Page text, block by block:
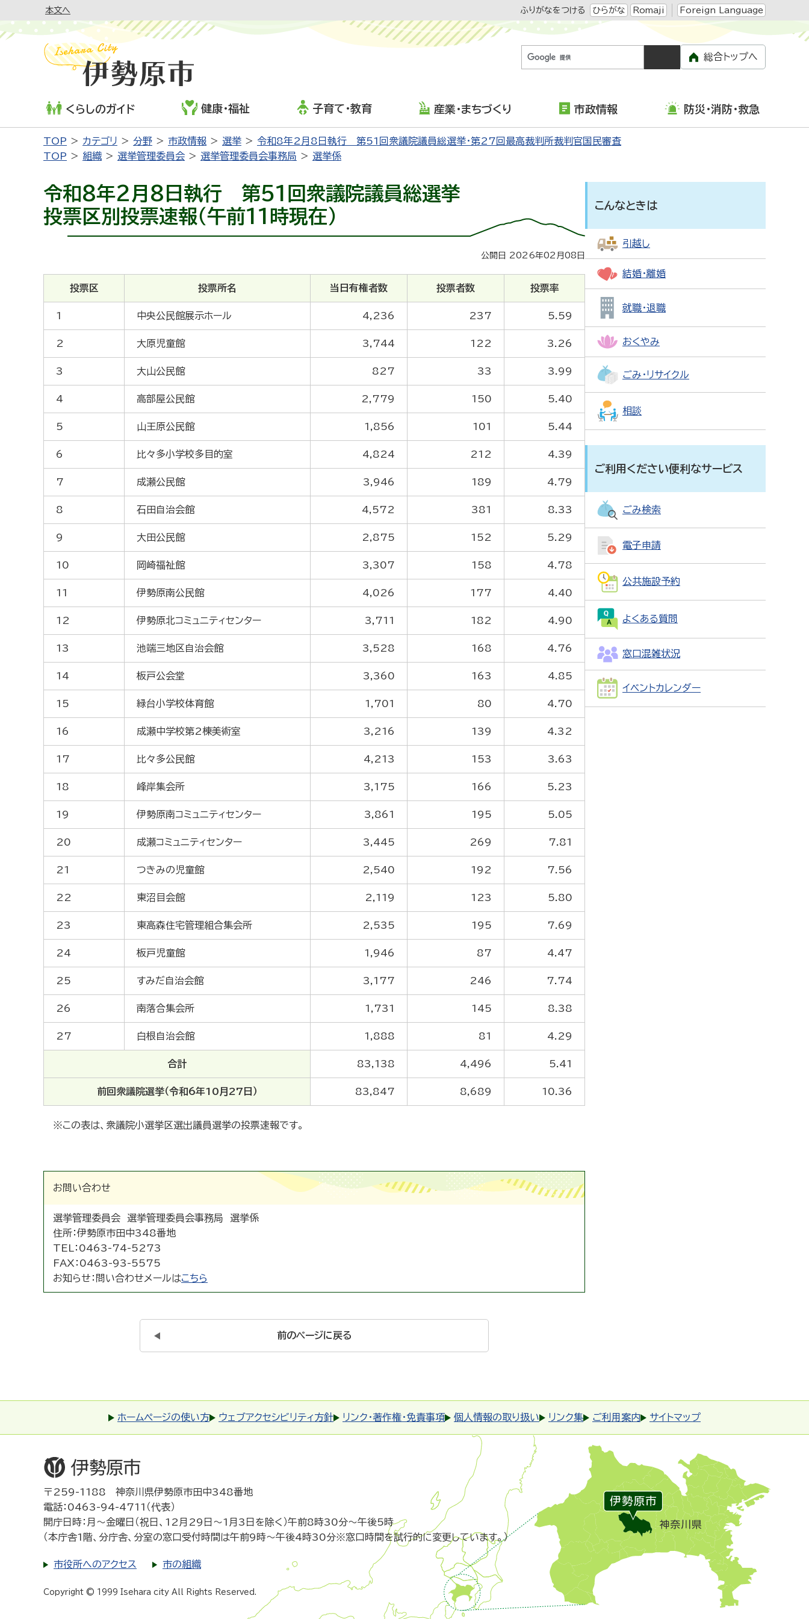
本文へ ふりがなをつける ひらがな Romaji Foreign Language
総合トップへ
くらしのガイド 健康・福祉 子育て・教育 産業・まちづくり 市政情報 防災・消防・救急
TOP カテゴリ 分野 市政情報 選挙
令和8年2月8日執行 第51回衆議院議員総選挙・第27回最高裁判所裁判官国民審査
TOP
組織 選挙管理委員会 選挙管理委員会事務局 選挙係
令和8年2月8日執行 第51回衆議院議員総選挙
投票区別投票速報（午前11時現在）
公開日 2026年02月08日
投票区 投票所名 当日有権者数 投票者数 投票率
1 中央公民館展示ホール 4,236 237 5.59
2 大原児童館 3,744 122 3.26
3 大山公民館 827 33 3.99
4 高部屋公民館 2,779 150 5.40
5 山王原公民館 1,856 101 5.44
6 比々多小学校多目的室 4,824 212 4.39
7 成瀬公民館 3,946 189 4.79
8 石田自治会館 4,572 381 8.33
9 大田公民館 2,875 152 5.29
10 岡崎福祉館 3,307 158 4.78
11 伊勢原南公民館 4,026 177 4.40
12 伊勢原北コミュニティセンター 3,711 182 4.90
13 池端三地区自治会館 3,528 168 4.76
14 板戸公会堂 3,360 163 4.85
15 緑台小学校体育館 1,701 80 4.70
16 成瀬中学校第2棟美術室 3,216 139 4.32
17 比々多公民館 4,213 153 3.63
18 峰岸集会所 3,175 166 5.23
19 伊勢原南コミュニティセンター 3,861 195 5.05
20 成瀬コミュニティセンター 3,445 269 7.81
21 つきみの児童館 2,540 192 7.56
22 東沼目会館 2,119 123 5.80
23 東高森住宅管理組合集会所 2,535 195 7.69
24 板戸児童館 1,946 87 4.47
25 すみだ自治会館 3,177 246 7.74
26 南落合集会所 1,731 145 8.38
27 白根自治会館 1,888 81 4.29
合計 83,138 4,496 5.41
前回衆議院選挙（令和6年10月27日） 83,847 8,689 10.36
※この表は、衆議院小選挙区選出議員選挙の投票速報です。
お問い合わせ
選挙管理委員会 選挙管理委員会事務局 選挙係
住所：伊勢原市田中348番地
TEL： 0463-74-5273
FAX： 0463-93-5575
お知らせ： 問い合わせメールはこちら
前のページに戻る
こんなときは
引越し
結婚・離婚
就職・退職
おくやみ
ごみ・リサイクル
相談
ご利用ください便利なサービス
ごみ検索
電子申請
公共施設予約
よくある質問
窓口混雑状況
イベントカレンダー
ホームページの使い方 ウェブアクセシビリティ方針 リンク・著作権・免責事項 個人情報の取り扱い リンク集 ご利用案内 サイトマップ
〒259-1188 神奈川県伊勢原市田中348番地
電話：0463-94-4711（代表）
開庁日時：月～金曜日（祝日、12月29日～1月3日を除く）午前8時30分～午後5時
（本庁舎1階、分庁舎、分室の窓口受付時間は午前9時～午後4時30分※窓口時間を試行的に変更しています。）
市役所へのアクセス 市の組織
Copyright © 1999 Isehara city All Rights Reserved.